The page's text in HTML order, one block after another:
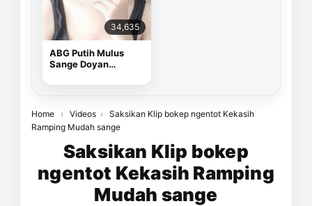
34,635
ABG Putih Mulus
Sange Doyan
Home › Videos › Saksikan Klip bokep ngentot Kekasih
Ramping Mudah sange
Saksikan Klip bokep
ngentot Kekasih Ramping
Mudah sange